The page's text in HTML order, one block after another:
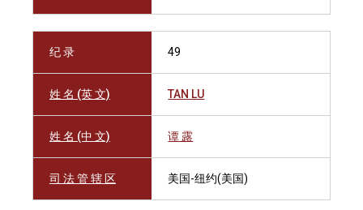
纪 录 49
姓 名 (英 文) TAN LU
姓 名 (中 文) 谭 露
司 法 管 辖 区 美国-纽约(美国)